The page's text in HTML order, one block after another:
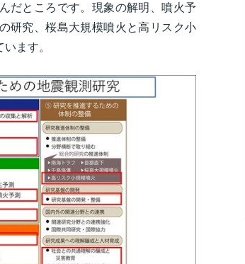
だところです。現象の解明、噴火予
研究、桜島大規模噴火と高リスク小
ます。